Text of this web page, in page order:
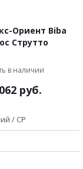
Ориент Biba
Струтто
в наличии
руб.
/ СР